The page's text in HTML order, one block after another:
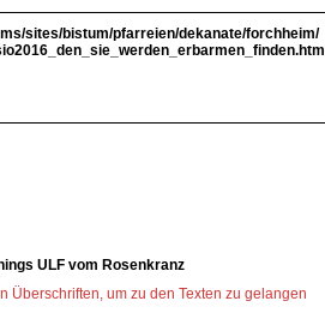
sites/bistum/pfarreien/dekanate/forchheim/
ULF vom Rosenkranz
Überschriften, um zu den Texten zu gelangen